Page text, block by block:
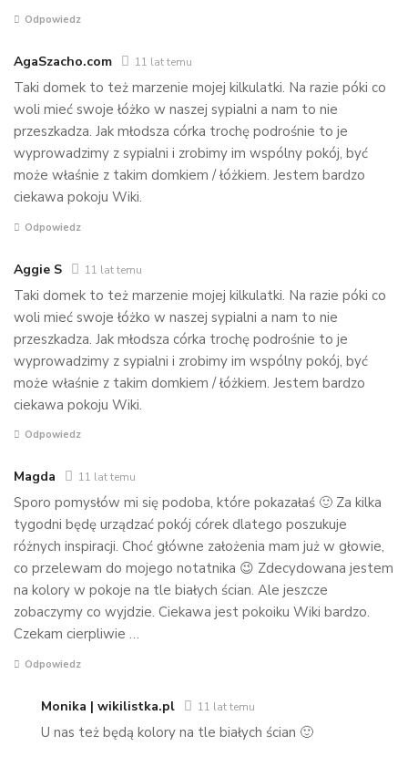
Odpowiedz
AgaSzacho.com 11 lat temu
Taki domek to też marzenie mojej kilkulatki. Na razie póki co
woli mieć swoje łóżko w naszej sypialni a nam to nie
przeszkadza. Jak młodsza córka trochę podrośnie to je
wyprowadzimy z sypialni i zrobimy im wspólny pokój, być
może właśnie z takim domkiem / łóżkiem. Jestem bardzo
ciekawa pokoju Wiki.
Odpowiedz
Aggie S 11 lat temu
Taki domek to też marzenie mojej kilkulatki. Na razie póki co
woli mieć swoje łóżko w naszej sypialni a nam to nie
przeszkadza. Jak młodsza córka trochę podrośnie to je
wyprowadzimy z sypialni i zrobimy im wspólny pokój, być
może właśnie z takim domkiem / łóżkiem. Jestem bardzo
ciekawa pokoju Wiki.
Odpowiedz
Magda 11 lat temu
Sporo pomysłów mi się podoba, które pokazałaś 🙂 Za kilka
tygodni będę urządzać pokój córek dlatego poszukuje
różnych inspiracji. Choć główne założenia mam już w głowie,
co przelewam do mojego notatnika 😉 Zdecydowana jestem
na kolory w pokoje na tle białych ścian. Ale jeszcze
zobaczymy co wyjdzie. Ciekawa jest pokoiku Wiki bardzo.
Czekam cierpliwie …
Odpowiedz
Monika | wikilistka.pl 11 lat temu
U nas też będą kolory na tle białych ścian 🙂